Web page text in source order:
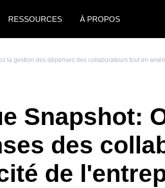
RESSOURCES À PROPOS
Canada (Français)
México (Español)
Brasil (Português)
Deutschland
Italia (Italiano)
Nederlands
Sweden
la gestion des dépenses des collaborateurs tout en
Snapshot:
des
de